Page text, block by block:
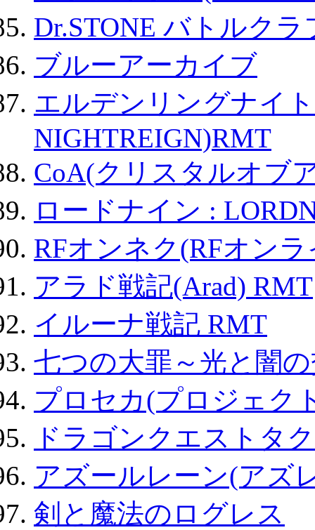
Dr.STONE バトルク
ブルーアーカイブ
エルデンリングナイ
NIGHTREIGN)RMT
CoA(クリスタルオブ
ロードナイン :
RFオンネク(RFオン
アラド戦記(Arad) RMT
イルーナ戦記 RMT
七つの大罪～光と闇
プロセカ(プロジェク
ドラゴンクエストタ
アズールレーン(アズ
剣と魔法のログレス